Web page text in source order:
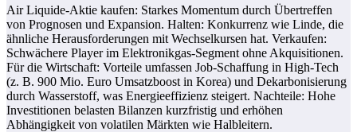
Air Liquide-Aktie kaufen: Starkes Momentum durch Übertreffen
von Prognosen und Expansion. Halten: Konkurrenz wie Linde, die
ähnliche Herausforderungen mit Wechselkursen hat. Verkaufen:
Schwächere Player im Elektronikgas-Segment ohne Akquisitionen.
Für die Wirtschaft: Vorteile umfassen Job-Schaffung in High-Tech
(z. B. 900 Mio. Euro Umsatzboost in Korea) und Dekarbonisierung
durch Wasserstoff, was Energieeffizienz steigert. Nachteile: Hohe
Investitionen belasten Bilanzen kurzfristig und erhöhen
Abhängigkeit von volatilen Märkten wie Halbleitern.